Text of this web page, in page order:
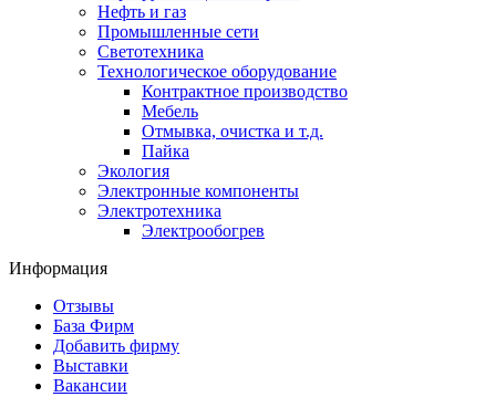
Нефть и газ
Промышленные сети
Светотехника
Технологическое оборудование
Контрактное производство
Мебель
Отмывка, очистка и т.д.
Пайка
Экология
Электронные компоненты
Электротехника
Электрообогрев
Информация
Отзывы
База Фирм
Добавить фирму
Выставки
Вакансии